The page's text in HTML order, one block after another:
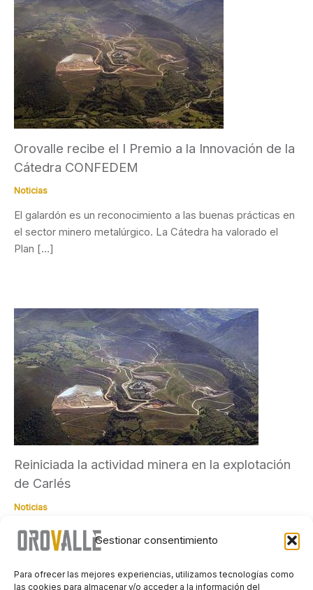
Gestionar consentimiento
Para ofrecer las mejores experiencias, utilizamos tecnologías como
las cookies para almacenar y/o acceder a la información del
Orovalle recibe el I Premio a la Innovación de la
Cátedra CONFEDEM
Noticias
El galardón es un reconocimiento a las buenas prácticas en
el sector minero metalúrgico. La Cátedra ha valorado el
Plan […]
Reiniciada la actividad minera en la explotación
de Carlés
Noticias
El precio favorable de los metales ha facilitado el reinicio de
la actividad minera en Carlés aprovechando el momento